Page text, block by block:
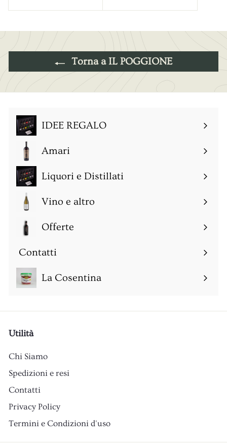
8
0
4
9
0
0
Torna a IL POGGIONE
IDEE REGALO
Amari
Espandi
sottomenuLiquori e Distillati
Espandi
sottomenu
Vino e altro
Espandi
sottomenu
Offerte
Espandi
sottomenu
Contatti
Espandi
sottomenu
La Cosentina
Utilità
Chi Siamo
Spedizioni e resi
Contatti
Privacy Policy
Termini e Condizioni d'uso